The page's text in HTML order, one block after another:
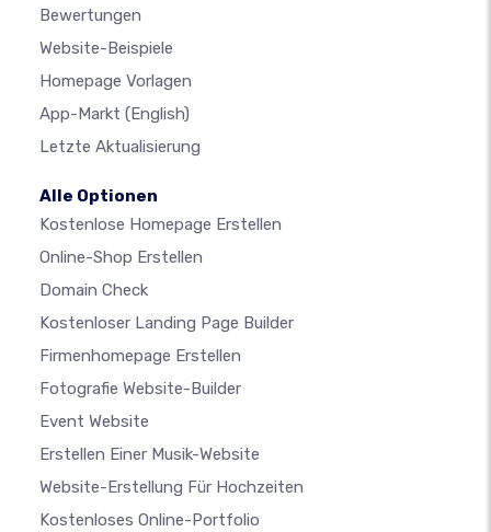
Bewertungen
Website-Beispiele
Homepage Vorlagen
App-Markt (English)
Letzte Aktualisierung
Alle Optionen
Kostenlose Homepage Erstellen
Online-Shop Erstellen
Domain Check
Kostenloser Landing Page Builder
Firmenhomepage Erstellen
Fotografie Website-Builder
Event Website
Erstellen Einer Musik-Website
Website-Erstellung Für Hochzeiten
Kostenloses Online-Portfolio